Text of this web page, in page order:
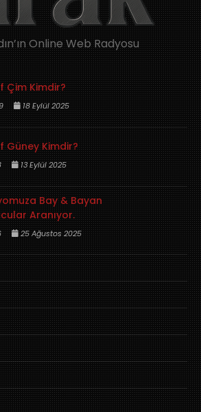
Online Web Radyosu
Çim Kimdir?
18 Eylül 2025
Güney Kimdir?
13 Eylül 2025
Bay & Bayan
Aranıyor.
25 Ağustos 2025